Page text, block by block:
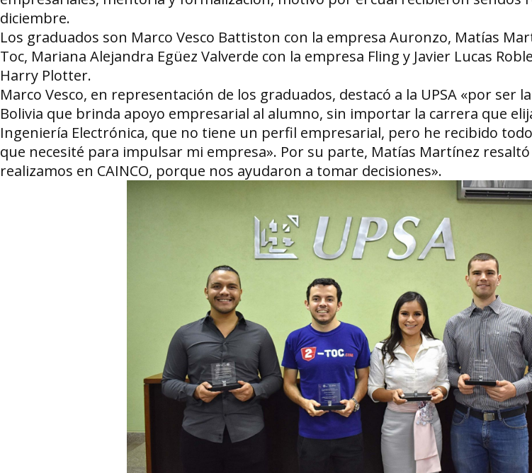
diciembre.
Los graduados son Marco Vesco Battiston con la empresa Auronzo, Matías
Toc, Mariana Alejandra Egüez Valverde con la empresa Fling y Javier Lucas
Harry Plotter.
Marco Vesco, en representación de los graduados, destacó a la UPSA «por ser
Bolivia que brinda apoyo empresarial al alumno, sin importar la carrera que
Ingeniería Electrónica, que no tiene un perfil empresarial, pero he recibido
que necesité para impulsar mi empresa». Por su parte, Matías Martínez resaltó
realizamos en CAINCO, porque nos ayudaron a tomar decisiones».